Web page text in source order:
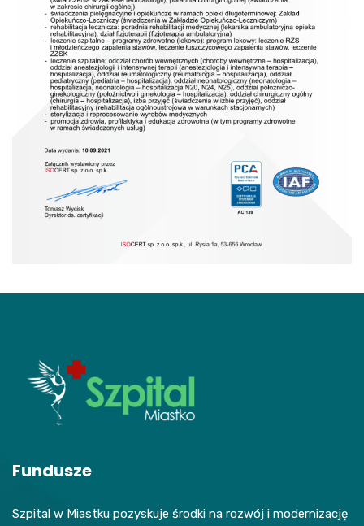
Fundusze
Szpital w Miastku pozyskuje środki na rozwój i modernizację